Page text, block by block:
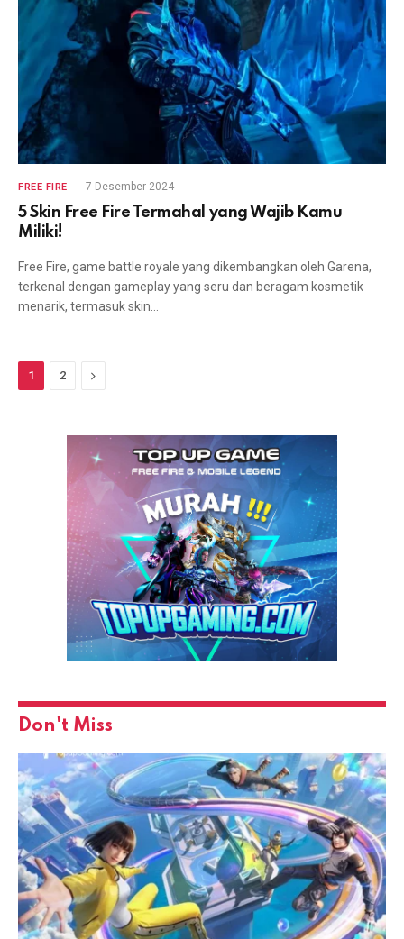
FREE FIRE 7 Desember 2024
5 Skin Free Fire Termahal yang Wajib Kamu
Miliki!
Free Fire, game battle royale yang dikembangkan oleh Garena,
terkenal dengan gameplay yang seru dan beragam kosmetik
menarik, termasuk skin…
1 2 Next
Don't Miss